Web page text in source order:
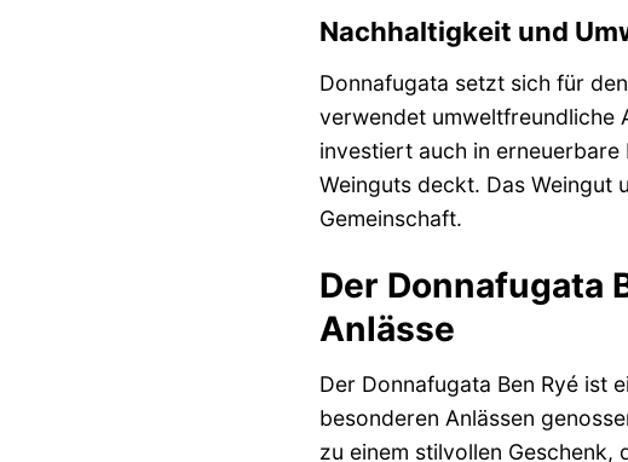
Nachhaltigkeit und
Donnafugata setzt sich für
verwendet umweltfreundliche
investiert auch in
Weinguts deckt. Das Weingut
Gemeinschaft.
Der Donnafugata
Anlässe
Der Donnafugata Ben Ryé ist
besonderen Anlässen
zu einem stilvollen